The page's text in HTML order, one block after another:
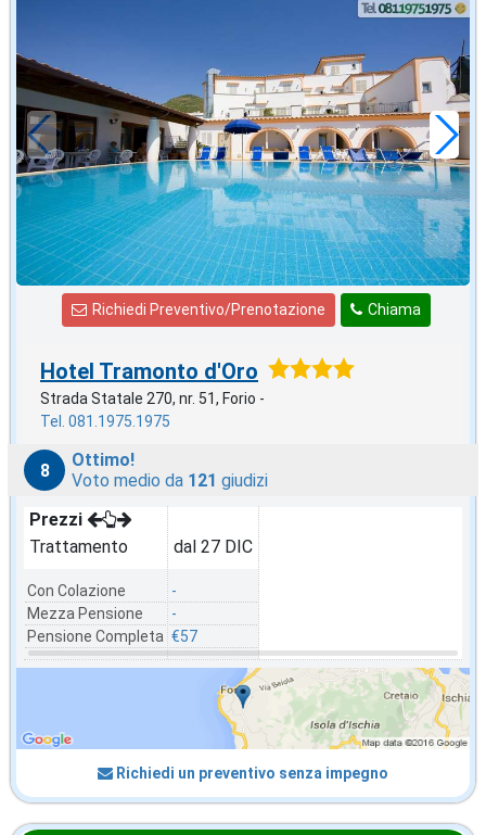
in offerta da
€57,00
a notte
Chiama
Richiedi Preventivo/Prenotazione
Hotel Tramonto d'Oro
Strada Statale 270, nr. 51, Forio -
Tel. 081.1975.1975
8
Ottimo!
Voto medio da 121 giudizi
Prezzi
Trattamento
Con Colazione
Mezza Pensione
Pensione Completa
dal 27 DIC
-
-
€57
Richiedi un preventivo senza impegno